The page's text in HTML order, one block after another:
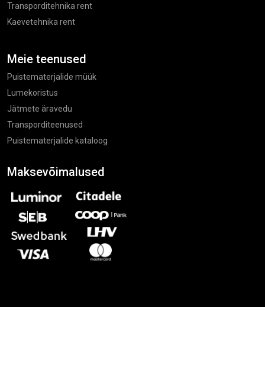
Transporditehnika rent
Kaevetehnika rent
Meie teenused
Puistematerjalide müük
Lumekoristus
Jätmete äravedu
Transporditeenused
Puistematerjalide kataloog
Maksevõimalused